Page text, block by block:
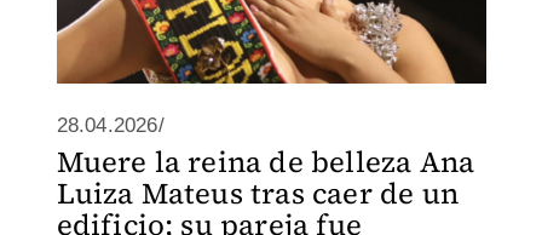
28.04.2026/
Muere la reina de belleza Ana
Luiza Mateus tras caer de un
edificio; su pareja fue